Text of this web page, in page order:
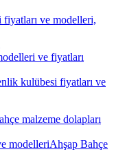
Ahşap Bahçe